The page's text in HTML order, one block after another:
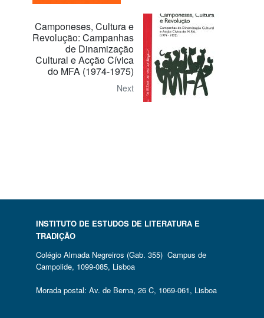
Camponeses, Cultura e
Revolução: Campanhas
de Dinamização
Cultural e Acção Cívica
do MFA (1974-1975)
Next
INSTITUTO DE ESTUDOS DE LITERATURA E
TRADIÇÃO
Colégio Almada Negreiros (Gab. 355) Campus de
Campolide, 1099-085, Lisboa
Morada postal: Av. de Berna, 26 C, 1069-061, Lisboa